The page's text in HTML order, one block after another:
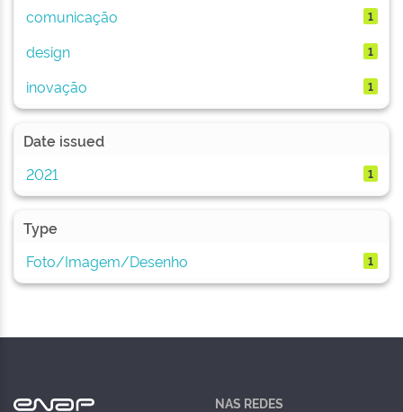
comunicação
1
design 1
inovação 1
Date issued
2021
1
Type
Foto/Imagem/Desenho
1
NAS REDES